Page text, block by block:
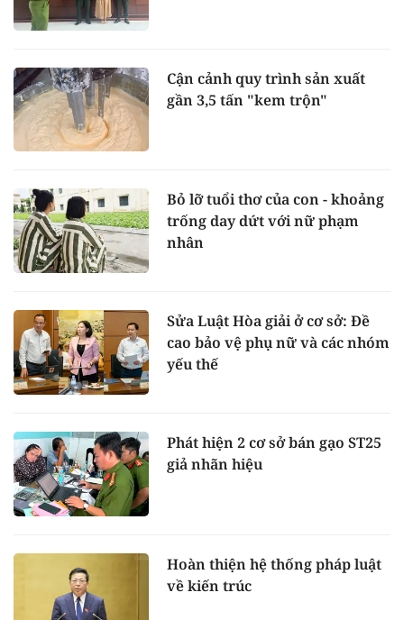
Cận cảnh quy trình sản xuất
gần 3,5 tấn "kem trộn"
Bỏ lỡ tuổi thơ của con - khoảng
trống day dứt với nữ phạm
nhân
Sửa Luật Hòa giải ở cơ sở: Đề
cao bảo vệ phụ nữ và các nhóm
yếu thế
Phát hiện 2 cơ sở bán gạo ST25
giả nhãn hiệu
Hoàn thiện hệ thống pháp luật
về kiến trúc